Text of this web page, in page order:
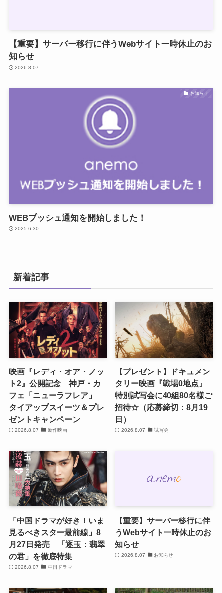
【重要】サーバー移行に伴うWebサイト一時休止のお
知らせ
2026.8.07
お知らせ
WEBプッシュ通知を開始しました！
2025.6.30
新着記事
映画『レディ・オア・ノッ
ト2』公開記念 神戸・カ
フェ「ニューラフレア」
タイアップスイーツ＆プレ
ゼントキャンペーン
2026.8.07 新作映画
【プレゼント】ドキュメン
タリー映画『戦場0地点』
特別試写会に40組80名様ご
招待☆（応募締切：8月19
日）
2026.8.07 試写会
「中国ドラマが好き！いま
見るべきスター最前線」8
月27日発売 「逐玉：翡翠
の君」を徹底特集
2026.8.07 中国ドラマ
【重要】サーバー移行に伴
うWebサイト一時休止のお
知らせ
2026.8.07 お知らせ